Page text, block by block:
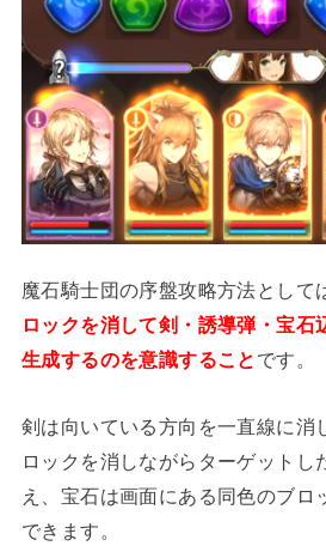
魔石騎士団の序盤攻略方法として
ロックを消して剣・誘導弾・宝石
生成するのを意識すること です。
剣は向いている方向を一直線に消
ロックを消しながらターゲットし
え、宝石は画面にある同色のブロ
できます。